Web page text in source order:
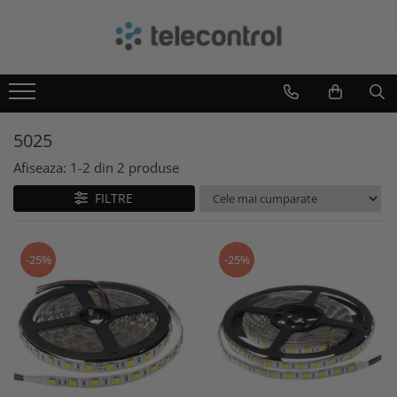
Teleco Automation
Teletask
Artsound
Intelight
Hikvision
5025
Afiseaza: 1-2 din 2 produse
FILTRE
-25% -25%